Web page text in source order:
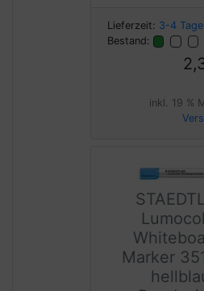
Lieferzeit: 3-4 Tage
Bestand:
inkl. 19 %
Marker